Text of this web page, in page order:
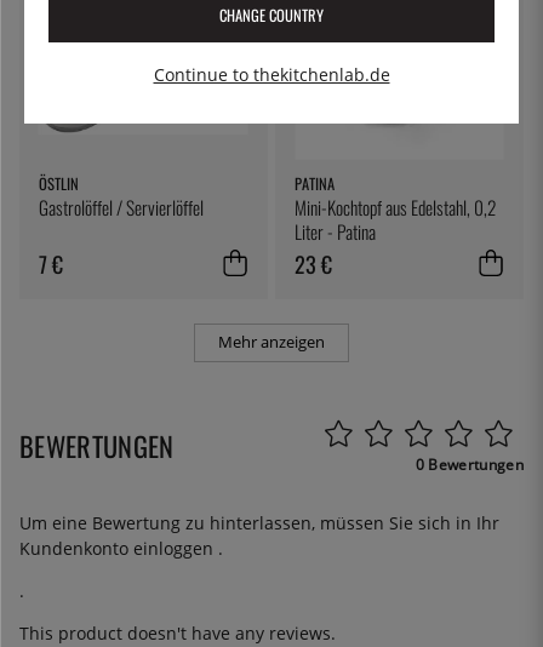
ÖSTLIN
Gastrolöffel / Servierlöffel
7 €
PATINA
Mini-Kochtopf aus Edelstahl, 0,2
Liter - Patina
23 €
Mehr anzeigen
BEWERTUNGEN 0 Bewertungen
Um eine Bewertung zu hinterlassen, müssen Sie sich in Ihr
Kundenkonto einloggen .
.
This product doesn't have any reviews.
CHANGE COUNTRY
Continue to thekitchenlab.de